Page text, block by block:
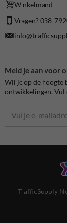
Winkelmand
Vragen? 038-
Meld je aan voor
Wil je op de hoogte
ontwikkelingen. Vul
TrafficSupply